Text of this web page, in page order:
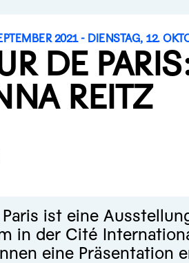
2021 - DIENSTAG, 12.
DE
REITZ
ist eine
in der Cité
eine Präsentation